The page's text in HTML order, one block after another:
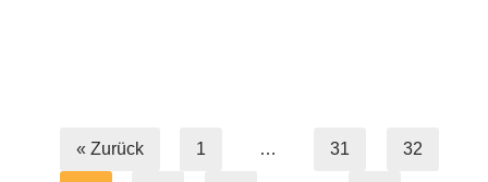
« Zurück 1 … 31 32